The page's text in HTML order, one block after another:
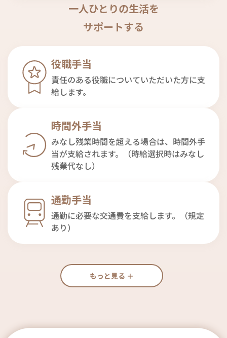
一人ひとりの生活を
サポートする
役職手当
責任のある役職についていただいた方に支
給します。
時間外手当
みなし残業時間を超える場合は、時間外手
当が支給されます。（時給選択時はみなし
残業代なし）
通勤手当
通勤に必要な交通費を支給します。（規定
あり）
もっと見る ＋